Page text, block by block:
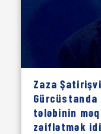
Zaza
Gürcüstanda
tələbinin
zəiflətmək